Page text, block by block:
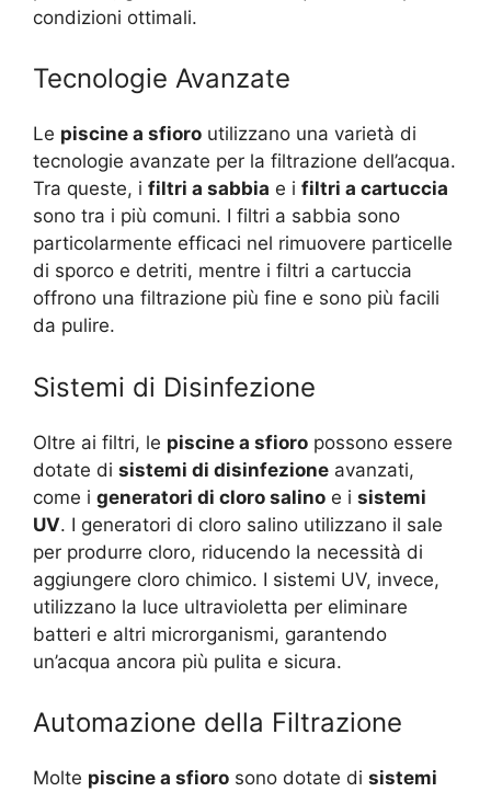
condizioni ottimali.
Tecnologie Avanzate
Le piscine a sfioro utilizzano una varietà di
tecnologie avanzate per la filtrazione dell’acqua.
Tra queste, i filtri a sabbia e i filtri a cartuccia
sono tra i più comuni. I filtri a sabbia sono
particolarmente efficaci nel rimuovere particelle
di sporco e detriti, mentre i filtri a cartuccia
offrono una filtrazione più fine e sono più facili
da pulire.
Sistemi di Disinfezione
Oltre ai filtri, le piscine a sfioro possono essere
dotate di sistemi di disinfezione avanzati,
come i generatori di cloro salino e i sistemi
UV. I generatori di cloro salino utilizzano il sale
per produrre cloro, riducendo la necessità di
aggiungere cloro chimico. I sistemi UV, invece,
utilizzano la luce ultravioletta per eliminare
batteri e altri microrganismi, garantendo
un’acqua ancora più pulita e sicura.
Automazione della Filtrazione
Molte piscine a sfioro sono dotate di sistemi